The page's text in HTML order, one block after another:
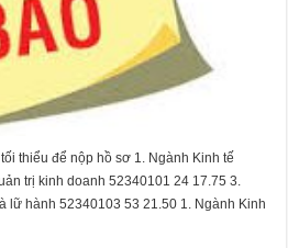
NĂM
2017.
thiểu để nộp hồ sơ 1. Ngành Kinh tế
trị kinh doanh 52340101 24 17.75 3.
lữ hành 52340103 53 21.50 1. Ngành Kinh